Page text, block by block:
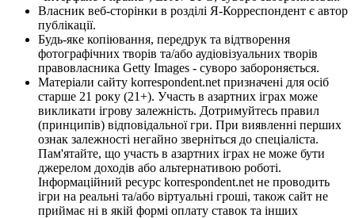
Власник веб-сторінки в розділі Я-Корреспондент є автор
публікації.
Будь-яке копіювання, передрук та відтворення
фотографічних творів та/або аудіовізуальних творів
правовласника Getty Images - суворо забороняється.
Матеріали сайту korrespondent.net призначені для осіб
старше 21 року (21+). Участь в азартних іграх може
викликати ігрову залежність. Дотримуйтесь правил
(принципів) відповідальної гри. При виявленні перших
ознак залежності негайно зверніться до спеціаліста.
Пам'ятайте, що участь в азартних іграх не може бути
джерелом доходів або альтернативою роботі.
Інформаційний ресурс korrespondent.net не проводить
ігри на реальні та/або віртуальні гроші, також сайт не
приймає ні в якій формі оплату ставок та інших